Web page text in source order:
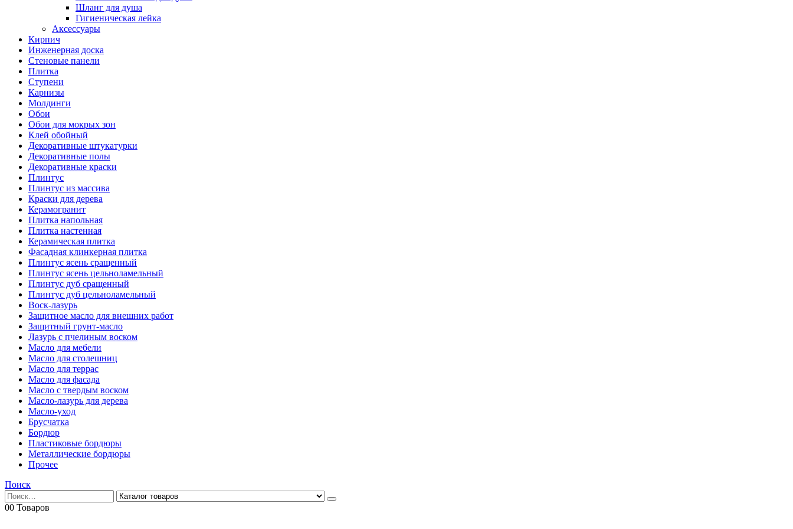
Шланг для душа
Гигиеническая лейка
Аксессуары
Кирпич
Инженерная доска
Стеновые панели
Плитка
Ступени
Карнизы
Молдинги
Обои
Обои для мокрых зон
Клей обойный
Декоративные штукатурки
Декоративные полы
Декоративные краски
Плинтус
Плинтус из массива
Краски для дерева
Керамогранит
Плитка напольная
Плитка настенная
Керамическая плитка
Фасадная клинкерная плитка
Плинтус ясень сращенный
Плинтус ясень цельноламельный
Плинтус дуб сращенный
Плинтус дуб цельноламельный
Воск-лазурь
Защитное масло для внешних работ
Защитный грунт-масло
Лазурь с пчелиным воском
Масло для мебели
Масло для столешниц
Масло для террас
Масло для фасада
Масло с твердым воском
Масло-лазурь для дерева
Масло-уход
Брусчатка
Бордюр
Пластиковые бордюры
Металлические бордюры
Прочее
Поиск
00 Товаров